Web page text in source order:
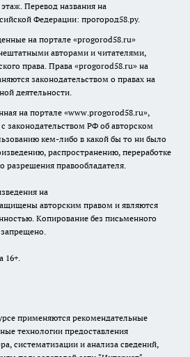
Перевод названия на
Федерации: прогород58.ру.
на портале «progorod58.ru»
авторами и читателями,
права. Права «progorod58.ru» на
законодательством о правах на
деятельности.
на портале «www.progorod58.ru»,
с законодательством РФ об авторском
кем-либо в какой бы то ни было
распространению, переработке
разрешения правообладателя.
на
авторским правом и являются
Копирование без письменного
запрещено.
16+.
применяются рекомендательные
технологии предоставления
систематизации и анализа сведений,